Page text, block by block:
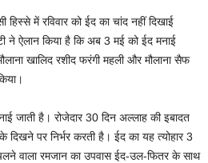
में रविवार को ईद का चांद नहीं दिखाई
ऐलान किया है कि अब 3 मई को ईद मनाई
खालिद रशीद फरंगी महली और मौलाना सैफ
जाती है। रोजेदार 30 दिन अल्लाह की इबादत
पर निर्भर करती है। ईद का यह त्योहार 3
वाला रमजान का उपवास ईद-उल-फितर के साथ